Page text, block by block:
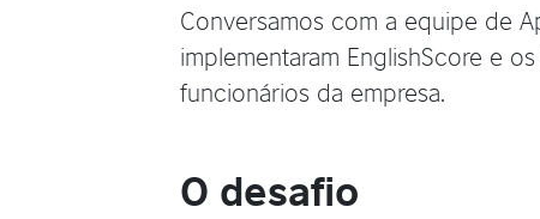
Conversamos com a equipe de
implementaram EnglishScore e
funcionários da empresa.
O desafio